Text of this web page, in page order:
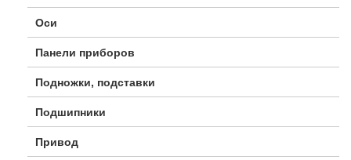
Оси
Панели приборов
Подножки, подставки
Подшипники
Привод